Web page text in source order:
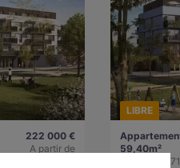
222 000 €
A partir de
LIBRE
59,40m²
Florange